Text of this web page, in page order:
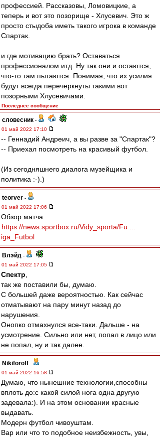
профессией. Рассказовы, Ломовицкие, а
теперь и вот это позорище - Хлусевич. Это ж
просто стыдоба иметь такого игрока в команде
Спартак.
и где мотивацию брать? Оставаться
профессионалом итд. Ну так они и остаются,
что-то там пытаются. Понимая, что их усилия
будут всегда перечеркнуты такими вот
позорными Хлусевичами.
Последнее сообщение
словесник -
01 май 2022 17:10
-- Геннадий Андреич, а вы разве за "Спартак"?
-- Приехал посмотреть на красивый футбол.
(Из сегодняшнего диалога музейщика и
политика :-).)
teorver -
01 май 2022 17:06
Обзор матча.
https://news.sportbox.ru/Vidy_sporta/Fu ...
iga_Futbol
Влэйд -
01 май 2022 17:05
Спектр
так же поставили бы, думаю.
С большей даже вероятностью. Как сейчас
отматывают на пару минут назад до
нарушения.
Онопко отмахнулся все-таки. Дальше - на
усмотрение. Сильно или нет, попал в лицо или
не попал, ну и так далее.
Nikiforoff -
01 май 2022 16:58
Думаю, что нынешние технологии,способны
вплоть до:с какой силой нога одна другую
задевала:). И на этом основании красные
выдавать.
Модерн футбол чивоуштам.
Вар или что то подобное неизбежность, увы,